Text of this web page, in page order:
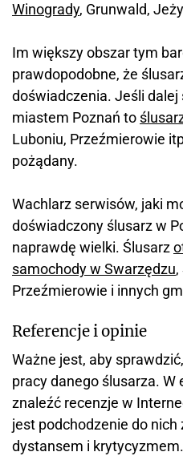
Winogrady, Grunwald,
Im większy obszar tym
prawdopodobne, że
doświadczenia. Jeśli dalej
miastem Poznań to
Luboniu, Przeźmierowie
pożądany.
Wachlarz serwisów, jaki
doświadczony ślusarz w
naprawdę wielki. Ślusarz
samochody w Swarzędzu
Przeźmierowie i innych
Referencje i opinie
Ważne jest, aby
pracy danego ślusarza. W
znaleźć recenzje w
jest podchodzenie do nich
dystansem i